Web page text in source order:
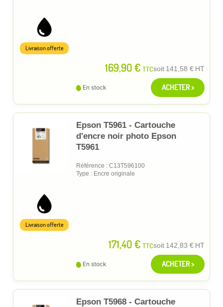
169,90 € TTCsoit 141,58 € HT
Livraison offerte
En stock ACHETER >
Epson T5961 - Cartouche
d'encre noir photo Epson
T5961
Référence : C13T596100
Type : Encre originale
171,40 € TTCsoit 142,83 € HT
Livraison offerte
En stock ACHETER >
Epson T5968 - Cartouche